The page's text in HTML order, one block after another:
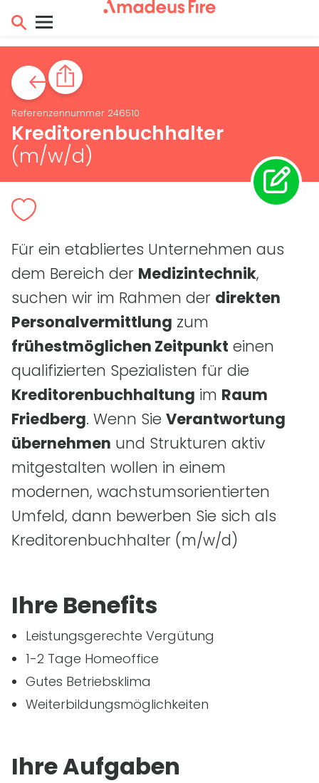
Referenzennummer 246510
Kreditorenbuchhalter
(m/w/d)
Für ein etabliertes Unternehmen aus
dem Bereich der Medizintechnik,
suchen wir im Rahmen der direkten
Personalvermittlung zum
frühestmöglichen Zeitpunkt einen
qualifizierten Spezialisten für die
Kreditorenbuchhaltung im Raum
Friedberg. Wenn Sie Verantwortung
übernehmen und Strukturen aktiv
mitgestalten wollen in einem
modernen, wachstumsorientierten
Umfeld, dann bewerben Sie sich als
Kreditorenbuchhalter (m/w/d)
Ihre Benefits
Leistungsgerechte Vergütung
1-2 Tage Homeoffice
Gutes Betriebsklima
Weiterbildungsmöglichkeiten
Ihre Aufgaben